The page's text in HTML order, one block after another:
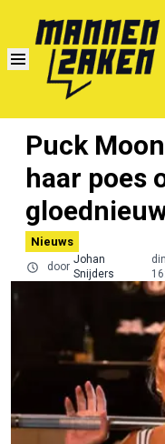
Puck
haar poes
Nieuws
door
Johan
Snijders